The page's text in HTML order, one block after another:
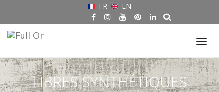
FR EN
FIBRES SYNTHÉTIQUES